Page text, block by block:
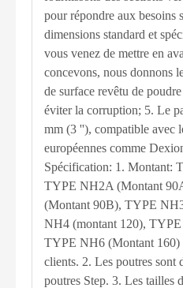
pour répondre aux besoins
dimensions standard et
vous venez de mettre en
concevons, nous donnons
de surface revêtu de
éviter la corruption; 5. Le
mm (3 ''), compatible avec
européennes comme
Spécification: 1. Montant:
TYPE NH2A (Montant
(Montant 90B), TYPE
NH4 (montant 120),
TYPE NH6 (Montant 160)
clients. 2. Les poutres sont
poutres Step. 3. Les tailles